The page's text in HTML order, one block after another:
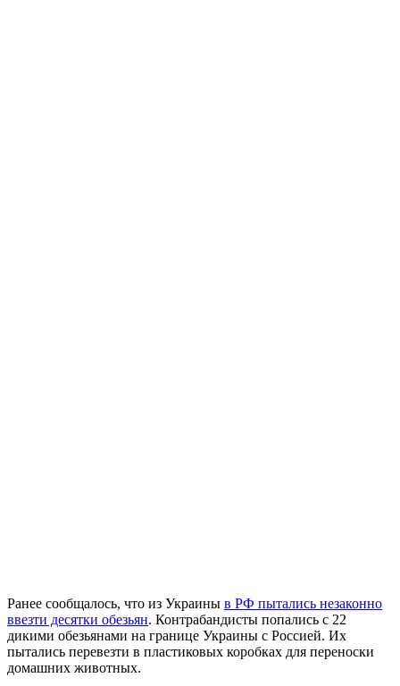
Ранее сообщалось, что из Украины в РФ пытались незаконно
ввезти десятки обезьян. Контрабандисты попались с 22
дикими обезьянами на границе Украины с Россией. Их
пытались перевезти в пластиковых коробках для переноски
домашних животных.